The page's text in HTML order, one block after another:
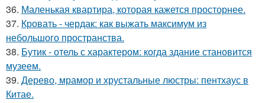
36. Маленькая квартира, которая кажется просторнее.
37. Кровать - чердак: как выжать максимум из
небольшого пространства.
38. Бутик - отель с характером: когда здание становится
музеем.
39. Дерево, мрамор и хрустальные люстры: пентхаус в
Китае.